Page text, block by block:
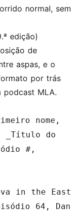
normal, sem
edição)
de
aspas, e o
por trás
podcast MLA.
nome,
_Título do
#,
in the East
64, Dan